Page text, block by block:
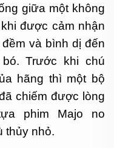
giữa một không
được cảm nhận
và bình dị đến
Trước khi chú
hãng thì một bộ
chiếm được lòng
phim Majo no
thủy nhỏ.